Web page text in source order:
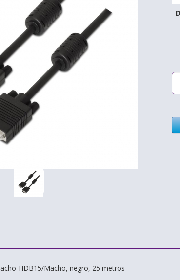
HDB15/Macho, negro, 25 metros